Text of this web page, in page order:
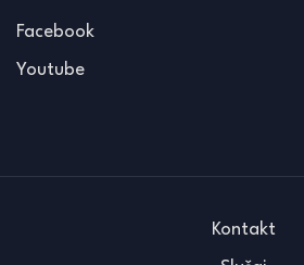
Facebook
Youtube
Kontakt